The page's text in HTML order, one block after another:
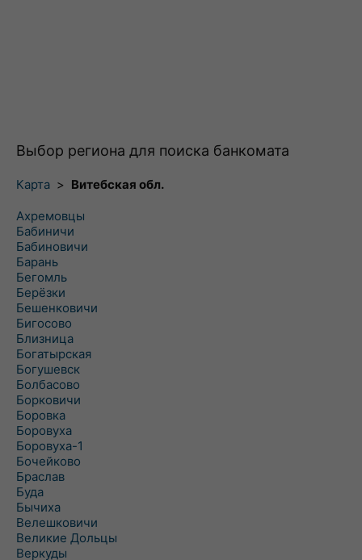
Выбор региона для поиска банкомата
Карта > Витебская обл.
Ахремовцы
Бабиничи
Бабиновичи
Барань
Бегомль
Берёзки
Бешенковичи
Бигосово
Близница
Богатырская
Богушевск
Болбасово
Борковичи
Боровка
Боровуха
Боровуха-1
Бочейково
Браслав
Буда
Бычиха
Велешковичи
Великие Дольцы
Веркуды